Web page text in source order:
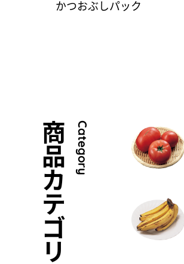
かつおぶしパック
Category
商品カテゴリ